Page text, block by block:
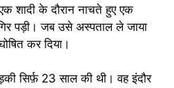
एक शादी के दौरान नाचते हुए एक
पड़ी। जब उसे अस्पताल ले जाया
कर दिया।
सिर्फ़ 23 साल की थी। वह इंदौर